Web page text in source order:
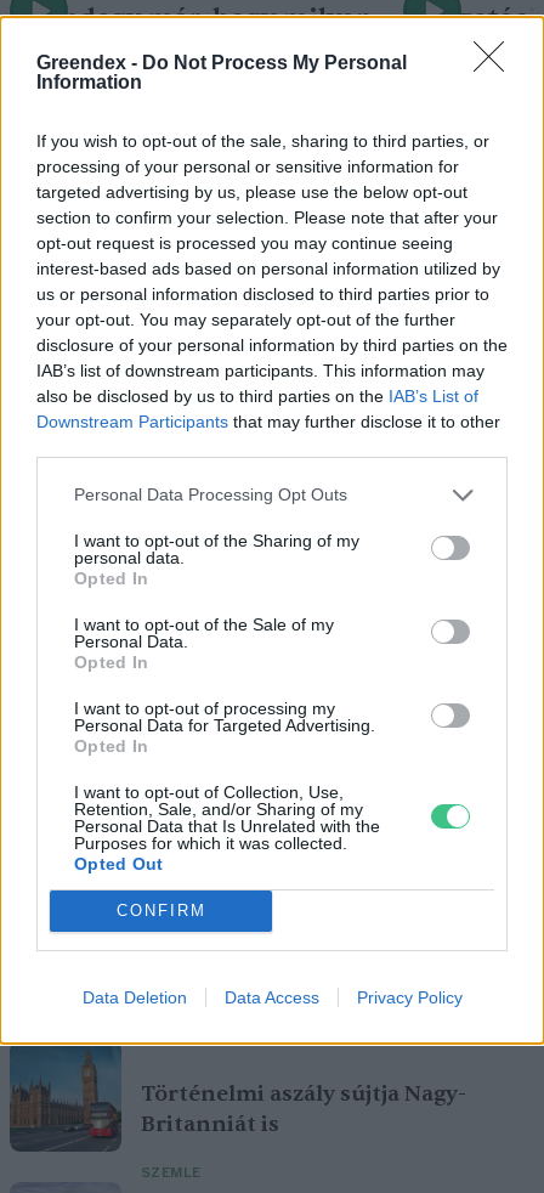
Greendex - Do Not Process My Personal
Information
If you wish to opt-out of the sale, sharing to third parties, or
processing of your personal or sensitive information for
targeted advertising by us, please use the below opt-out
section to confirm your selection. Please note that after your
opt-out request is processed you may continue seeing
interest-based ads based on personal information utilized by
us or personal information disclosed to third parties prior to
your opt-out. You may separately opt-out of the further
disclosure of your personal information by third parties on the
IAB’s list of downstream participants. This information may
also be disclosed by us to third parties on the IAB’s List of
Downstream Participants that may further disclose it to other
Personal Data Processing Opt Outs
I want to opt-out of the Sharing of my
personal data.
Opted In
I want to opt-out of the Sale of my
Personal Data.
Opted In
I want to opt-out of processing my
Personal Data for Targeted Advertising.
Opted In
I want to opt-out of Collection, Use,
Retention, Sale, and/or Sharing of my
Personal Data that Is Unrelated with the
Purposes for which it was collected.
Opted Out
CONFIRM
Data Deletion Data Access Privacy Policy
„Mindegy már, hogy milyen
víz, csak víz legyen” |
Holnapután
A
az ember
Pár éven belül
szivacsvárosokká kellene
alakítanunk a településeinket –
Podcast
Szöllősi Gáborral, a Gardenfutura ügyvezetőjével beszélgettünk.
Történelmi aszály sújtja Nagy-
Britanniát is
SZEMLE